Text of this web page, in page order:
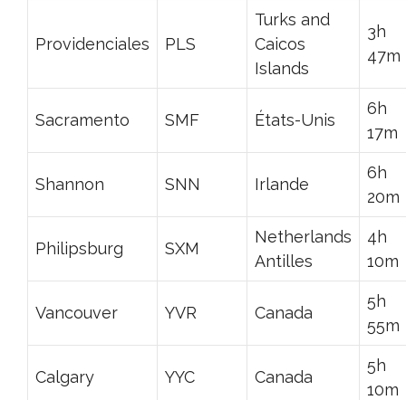
Providenciales PLS
Turks and
Caicos
Islands
3h
47m
Sacramento SMF États-Unis
6h
17m
Shannon SNN Irlande
6h
20m
Philipsburg SXM
Netherlands
Antilles
4h
10m
Vancouver YVR Canada
5h
55m
Calgary YYC Canada
5h
10m